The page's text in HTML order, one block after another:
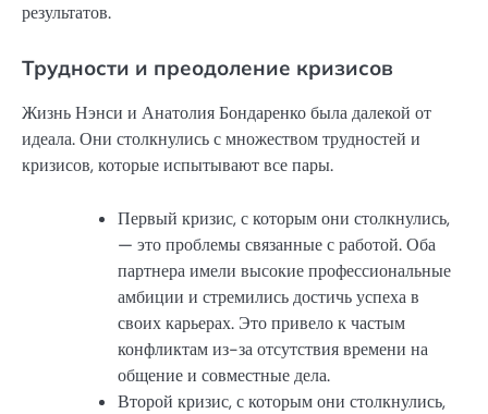
результатов.
Трудности и преодоление кризисов
Жизнь Нэнси и Анатолия Бондаренко была далекой от
идеала. Они столкнулись с множеством трудностей и
кризисов, которые испытывают все пары.
Первый кризис, с которым они столкнулись,
— это проблемы связанные с работой. Оба
партнера имели высокие профессиональные
амбиции и стремились достичь успеха в
своих карьерах. Это привело к частым
конфликтам из-за отсутствия времени на
общение и совместные дела.
Второй кризис, с которым они столкнулись,